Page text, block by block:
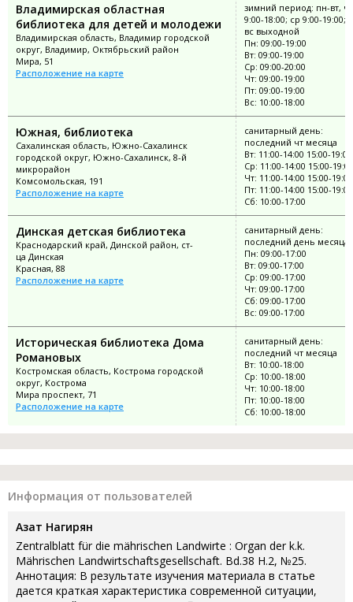
Владимирская областная
библиотека для детей и молодежи
Владимирская область, Владимир городской
округ, Владимир, Октябрьский район
Мира, 51
Расположение на карте
зимний период: пн-вт,
9:00-18:00; ср 9:00-19:00;
вс выходной
Пн: 09:00-19:00
Вт: 09:00-19:00
Ср: 09:00-20:00
Чт: 09:00-19:00
Пт: 09:00-19:00
Вс: 10:00-18:00
Южная, библиотека
Сахалинская область, Южно-Сахалинск
городской округ, Южно-Сахалинск, 8-й
микрорайон
Комсомольская, 191
Расположение на карте
санитарный день:
последний чт месяца
Вт: 11:00-14:00 15:00-19:00
Ср: 11:00-14:00 15:00-19:00
Чт: 11:00-14:00 15:00-19:00
Пт: 11:00-14:00 15:00-19:00
Сб: 10:00-17:00
Динская детская библиотека
Краснодарский край, Динской район, ст-
ца Динская
Красная, 88
Расположение на карте
санитарный день:
последний день месяца
Пн: 09:00-17:00
Вт: 09:00-17:00
Ср: 09:00-17:00
Чт: 09:00-17:00
Сб: 09:00-17:00
Вс: 09:00-17:00
Историческая библиотека Дома
Романовых
Костромская область, Кострома городской
округ, Кострома
Мира проспект, 71
Расположение на карте
санитарный день:
последний чт месяца
Вт: 10:00-18:00
Ср: 10:00-18:00
Чт: 10:00-18:00
Пт: 10:00-18:00
Сб: 10:00-18:00
Информация от пользователей
Азат Нагирян
Zentralblatt für die mährischen Landwirte : Organ der k.k.
Mährischen Landwirtschaftsgesellschaft. Bd.38 H.2, №25.
Аннотация: В результате изучения материала в статье
дается краткая характеристика современной ситуации,